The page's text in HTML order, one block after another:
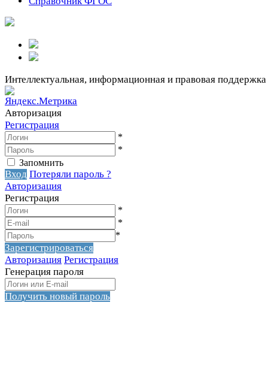
Интеллектуальная, информационная и правовая поддержка
Авторизация
Регистрация
*
*
Запомнить
Вход Потеряли пароль ?
Авторизация
Регистрация
*
*
*
Зарегистрироваться
Авторизация Регистрация
Генерация пароля
Получить новый пароль